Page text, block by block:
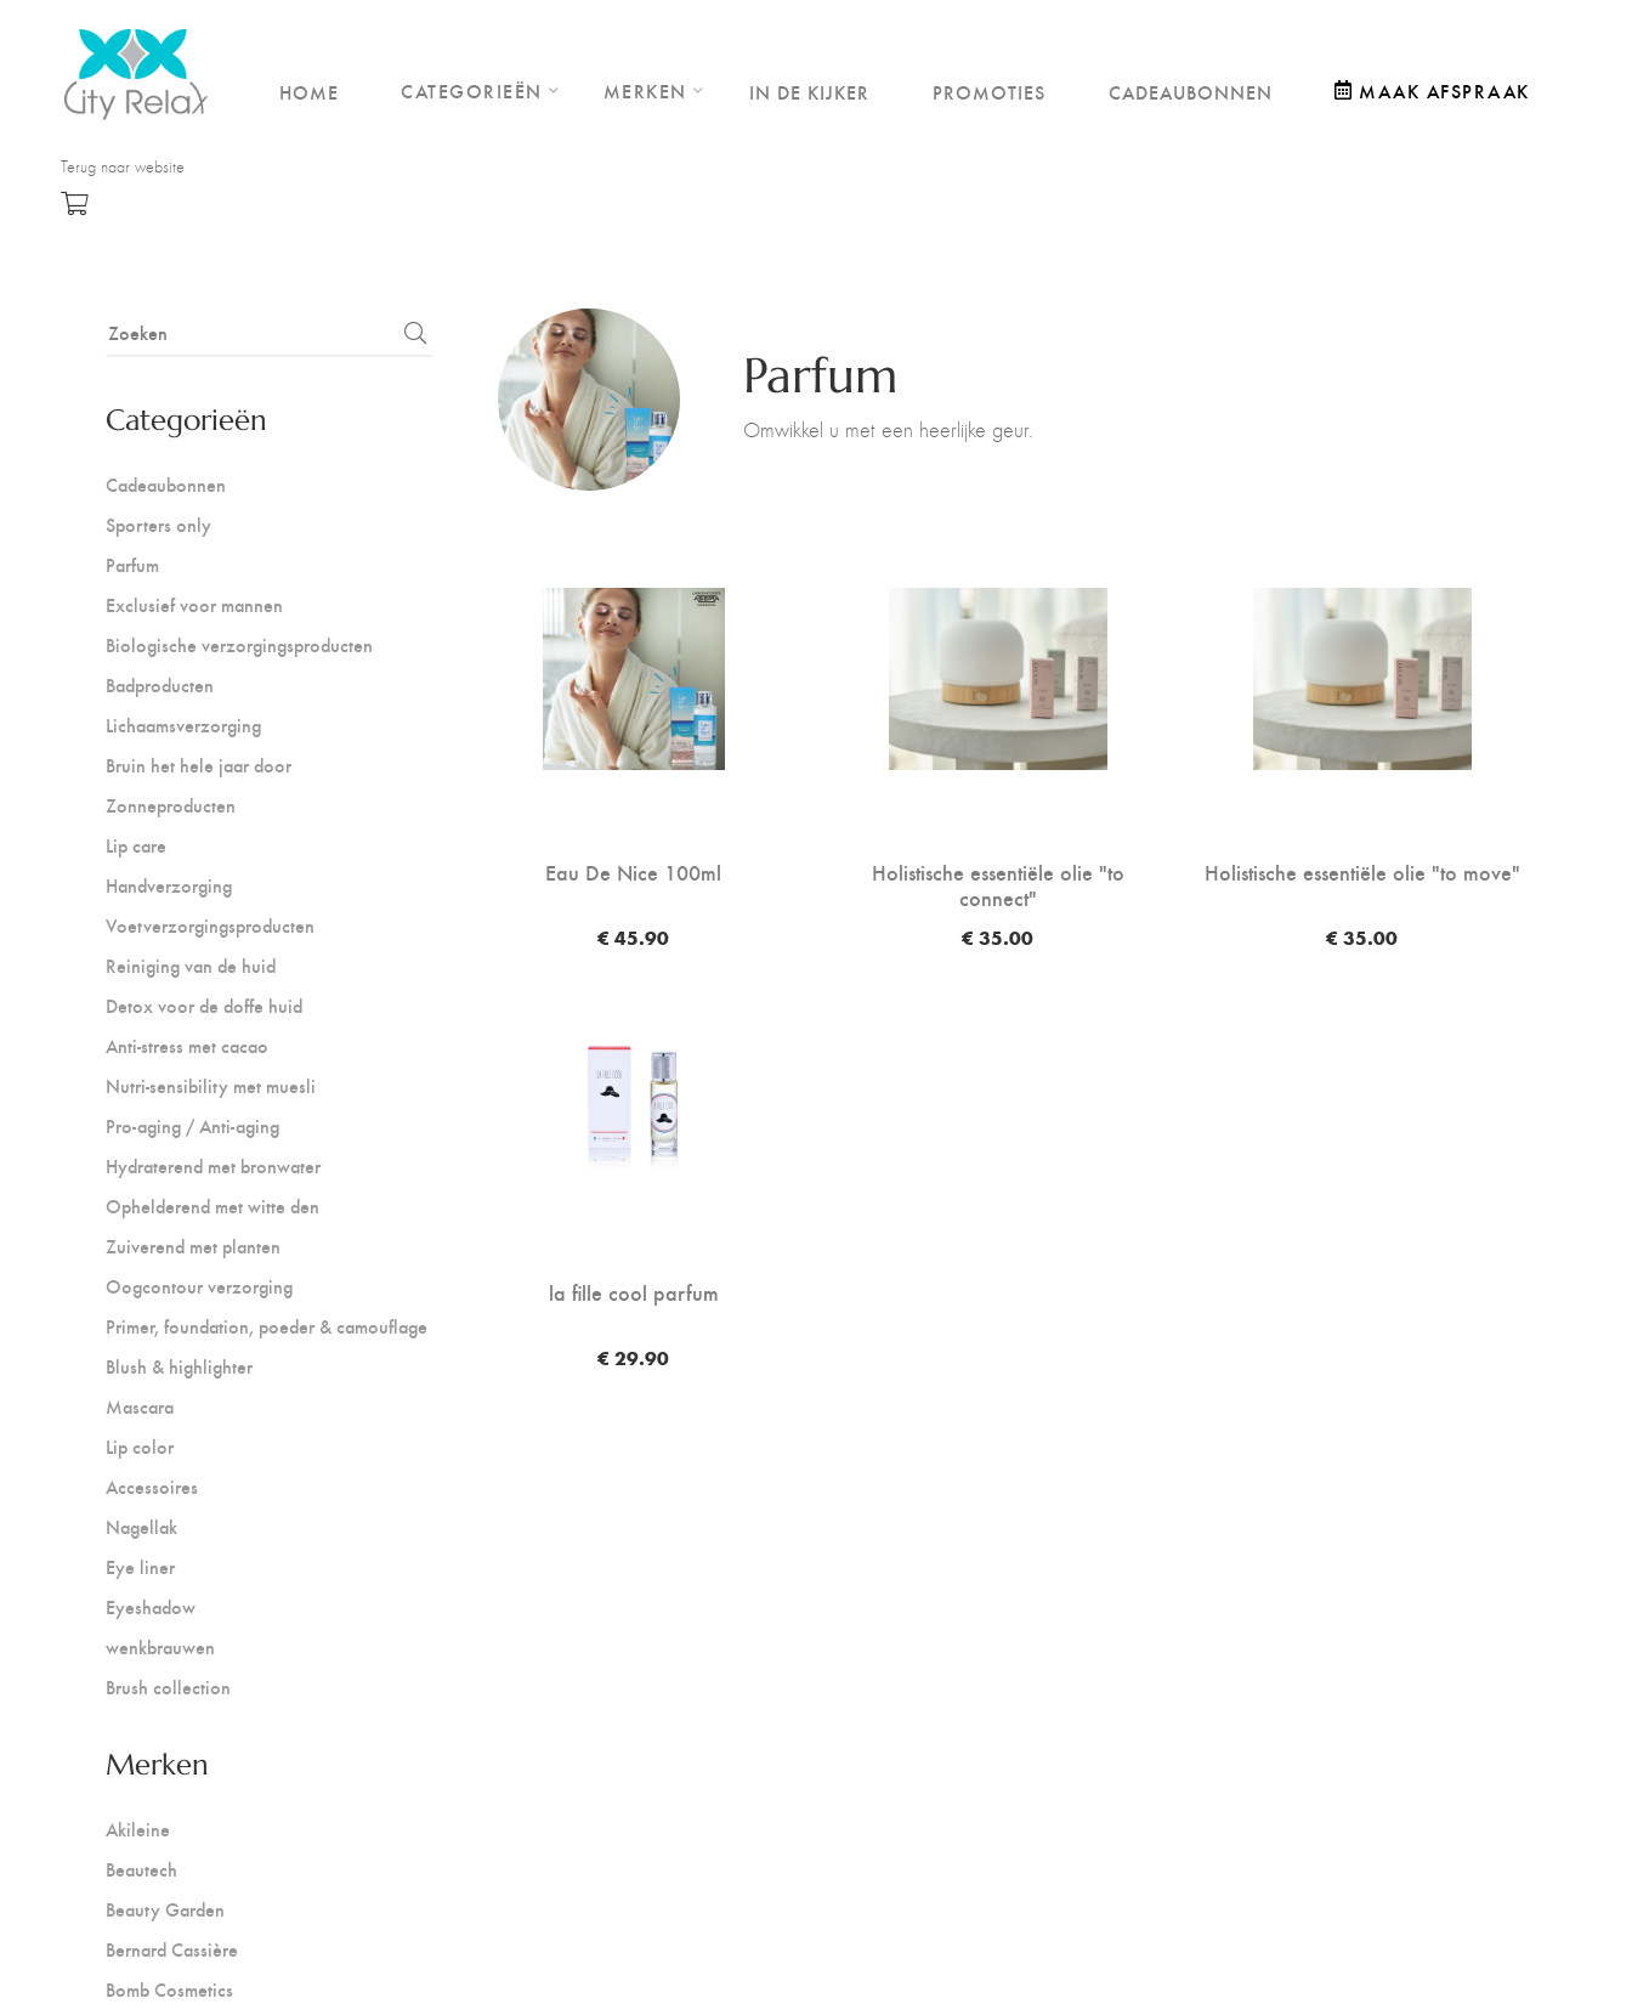
Terug naar website
HOME CATEGORIEËN MERKEN IN DE KIJKER PROMOTIES CADEAUBONNEN MAAK AFSPRAAK
Parfum
Omwikkel u met een heerlijke geur.
Eau De Nice 100ml
€ 45.90
Holistische essentiële olie "to
connect"
€ 35.00
Holistische essentiële olie "to move"
€ 35.00
la fille cool parfum
€ 29.90
Categorieën
Cadeaubonnen
Sporters only
Parfum
Exclusief voor mannen
Biologische verzorgingsproducten
Badproducten
Lichaamsverzorging
Bruin het hele jaar door
Zonneproducten
Lip care
Handverzorging
Voetverzorgingsproducten
Reiniging van de huid
Detox voor de doffe huid
Anti-stress met cacao
Nutri-sensibility met muesli
Pro-aging / Anti-aging
Hydraterend met bronwater
Ophelderend met witte den
Zuiverend met planten
Oogcontour verzorging
Primer, foundation, poeder & camouflage
Blush & highlighter
Mascara
Lip color
Accessoires
Nagellak
Eye liner
Eyeshadow
wenkbrauwen
Brush collection
Merken
Akileine
Beautech
Beauty Garden
Bernard Cassière
Bomb Cosmetics